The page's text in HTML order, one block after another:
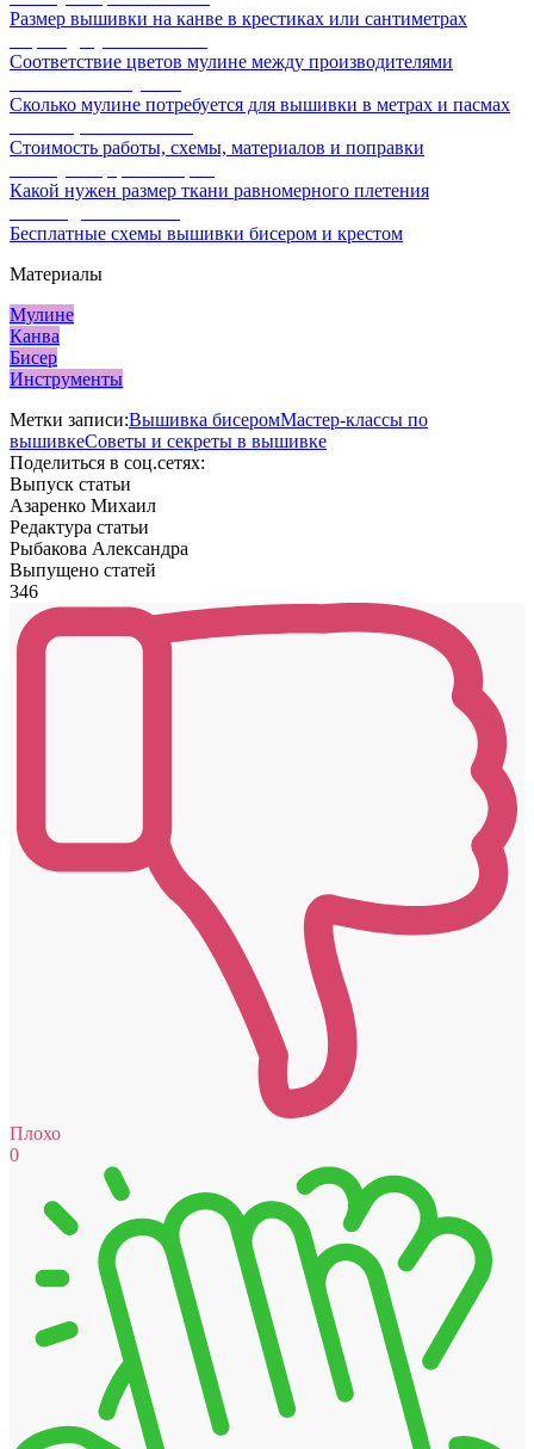
Размер вышивки на канве в крестиках или сантиметрах
Соответствие цветов мулине между производителями
Сколько мулине потребуется для вышивки в метрах и пасмах
Стоимость работы, схемы, материалов и поправки
Какой нужен размер ткани равномерного плетения
Бесплатные схемы вышивки бисером и крестом
Материалы
Мулине
Канва
Бисер
Инструменты
Метки записи:Вышивка бисеромМастер-классы по
вышивкеСоветы и секреты в вышивке
Поделиться в соц.сетях:
Выпуск статьи
Азаренко Михаил
Редактура статьи
Рыбакова Александра
Выпущено статей
346
Плохо
0